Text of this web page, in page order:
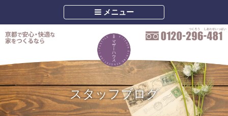
メニュー
スタッフブログ